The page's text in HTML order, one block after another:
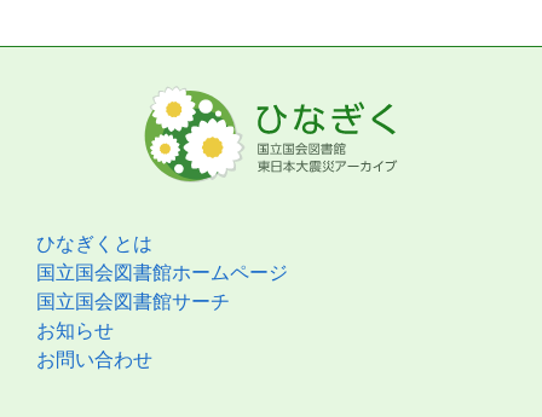
ひなぎくとは
国立国会図書館ホームページ
国立国会図書館サーチ
お知らせ
お問い合わせ